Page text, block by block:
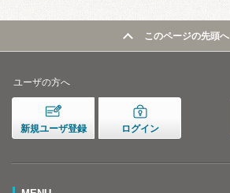
このページの先頭へ
ユーザの方へ
新規ユーザ登録 ログイン